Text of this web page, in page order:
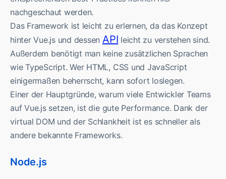
nachgeschaut werden.
Das Framework ist leicht zu erlernen, da das Konzept
hinter Vue.js und dessen API leicht zu verstehen sind.
Außerdem benötigt man keine zusätzlichen Sprachen
wie TypeScript. Wer HTML, CSS und JavaScript
einigermaßen beherrscht, kann sofort loslegen.
Einer der Hauptgründe, warum viele Entwickler Teams
auf Vue.js setzen, ist die gute Performance. Dank der
virtual DOM und der Schlankheit ist es schneller als
andere bekannte Frameworks.
Node.js